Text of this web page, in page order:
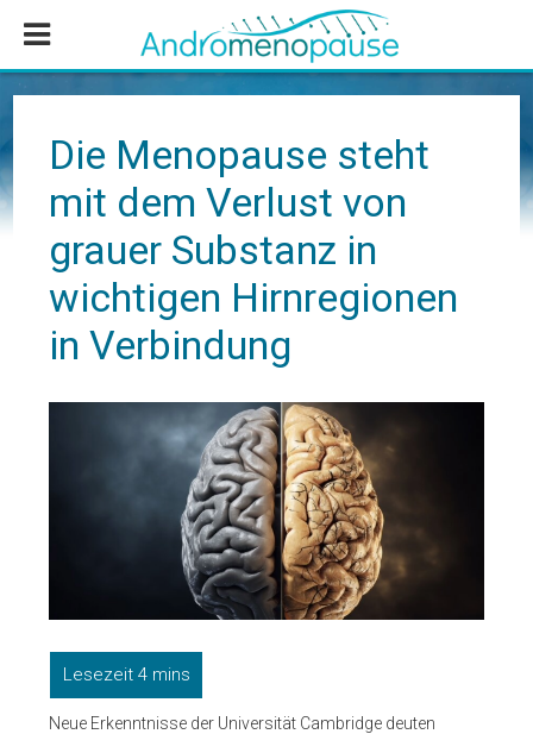
Inhalt
springen
Seitenspalte
springen
Fußzeile
springen
Die Menopause steht
mit dem Verlust von
grauer Substanz in
wichtigen Hirnregionen
in Verbindung
Neue Erkenntnisse der Universität Cambridge deuten